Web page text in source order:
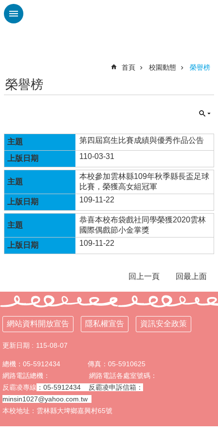
跳到主要內容區塊
校
認
識
本
校
行
政
處
校
務
E
程
計
畫
英
語
說
展
能
樂
學
計
畫
首頁 校園動態 榮譽榜
榮譽榜
第四屆寫生比賽成績與優秀作品公告
110-03-31
本校參加雲林縣109年秋季縣長盃足球
比賽，榮獲高女組冠軍
109-11-22
恭喜本校布袋戲社同學榮獲2020雲林
國際偶戲節小金掌獎
109-11-22
回上一頁 回最上面
網站資料開放宣告 隱私權宣告 資訊安全政策
更新日期 115-08-07
總機：05-5912434 傳真：05-5910625
網路電話總機： 網路電話各處室號碼：
反霸凌專線 ：05-5912434 反霸凌申訴信箱 ：
minsin1027@yahoo.com.tw
本校地址：雲林縣大埤鄉嘉興村65號